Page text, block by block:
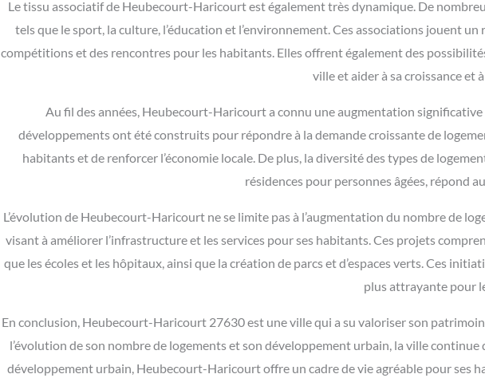
Le tissu associatif de Heubecourt-Haricourt est également très dynamique. De
tels que le sport, la culture, l’éducation et l’environnement. Ces associations jouent
compétitions et des rencontres pour les habitants. Elles offrent également des
ville et aider à sa croissance et
Au fil des années, Heubecourt-Haricourt a connu une augmentation
développements ont été construits pour répondre à la demande croissante de
habitants et de renforcer l’économie locale. De plus, la diversité des types de
résidences pour personnes âgées, répond
L’évolution de Heubecourt-Haricourt ne se limite pas à l’augmentation du nombre de
visant à améliorer l’infrastructure et les services pour ses habitants. Ces projets
que les écoles et les hôpitaux, ainsi que la création de parcs et d’espaces verts. Ces
plus attrayante pour
En conclusion, Heubecourt-Haricourt 27630 est une ville qui a su valoriser son
l’évolution de son nombre de logements et son développement urbain, la ville
développement urbain, Heubecourt-Haricourt offre un cadre de vie agréable pour